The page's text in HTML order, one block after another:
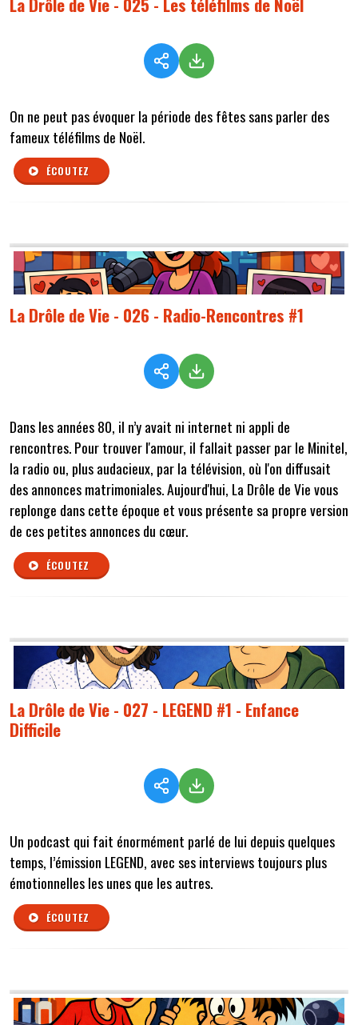
On ne peut pas évoquer la période des fêtes sans parler des
fameux téléfilms de Noël.
ÉCOUTEZ
La Drôle de Vie - 026 - Radio-Rencontres #1
Dans les années 80, il n’y avait ni internet ni appli de
rencontres. Pour trouver l'amour, il fallait passer par le Minitel,
la radio ou, plus audacieux, par la télévision, où l'on diffusait
des annonces matrimoniales. Aujourd'hui, La Drôle de Vie vous
replonge dans cette époque et vous présente sa propre version
de ces petites annonces du cœur.
ÉCOUTEZ
La Drôle de Vie - 027 - LEGEND #1 - Enfance
Difficile
Un podcast qui fait énormément parlé de lui depuis quelques
temps, l’émission LEGEND, avec ses interviews toujours plus
émotionnelles les unes que les autres.
ÉCOUTEZ